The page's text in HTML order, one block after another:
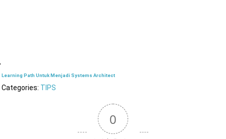
Learning Path Untuk Menjadi Systems Architect
Categories: TIPS
0